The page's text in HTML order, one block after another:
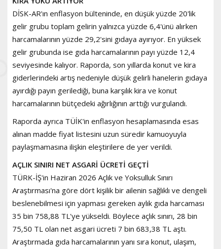
DİSK-AR'ın enflasyon bülteninde, en düşük yüzde 20'lik
gelir grubu toplam gelirin yalnızca yüzde 6,4'ünü alırken
harcamalarının yüzde 29,2'sini gıdaya ayırıyor. En yüksek
gelir grubunda ise gıda harcamalarının payı yüzde 12,4
seviyesinde kalıyor. Raporda, son yıllarda konut ve kira
giderlerindeki artış nedeniyle düşük gelirli hanelerin gıdaya
ayırdığı payın gerilediği, buna karşılık kira ve konut
harcamalarının bütçedeki ağırlığının arttığı vurgulandı.
Raporda ayrıca TÜİK'in enflasyon hesaplamasında esas
alınan madde fiyat listesini uzun süredir kamuoyuyla
paylaşmamasına ilişkin eleştirilere de yer verildi.
AÇLIK SINIRI NET ASGARİ ÜCRETİ GEÇTİ
TÜRK-İŞ'in Haziran 2026 Açlık ve Yoksulluk Sınırı
Araştırması'na göre dört kişilik bir ailenin sağlıklı ve dengeli
beslenebilmesi için yapması gereken aylık gıda harcaması
35 bin 758,88 TL'ye yükseldi. Böylece açlık sınırı, 28 bin
75,50 TL olan net asgari ücreti 7 bin 683,38 TL aştı.
Araştırmada gıda harcamalarının yanı sıra konut, ulaşım,